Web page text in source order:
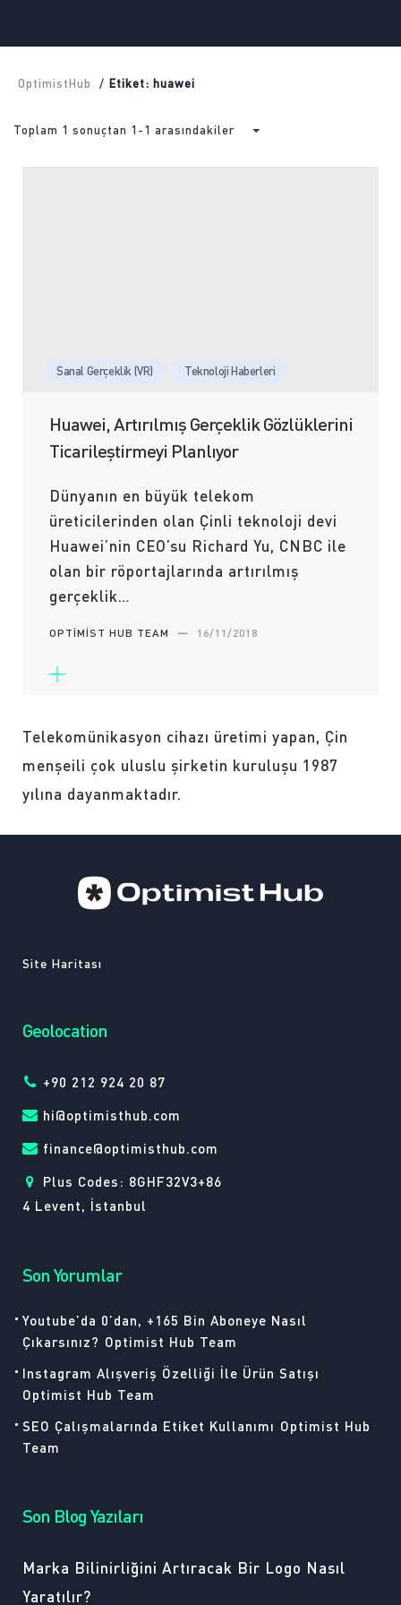
OptimistHub / Etiket: huawei
Toplam 1 sonuçtan 1-1 arasındakiler
Sanal Gerçeklik (VR)
Teknoloji Haberleri
Huawei, Artırılmış Gerçeklik Gözlüklerini
Ticarileştirmeyi Planlıyor
Dünyanın en büyük telekom
üreticilerinden olan Çinli teknoloji devi
Huawei’nin CEO’su Richard Yu, CNBC ile
olan bir röportajlarında artırılmış
gerçeklik…
OPTIMIST HUB TEAM — 16/11/2018
Telekomünikasyon cihazı üretimi yapan, Çin
menşeili çok uluslu şirketin kuruluşu 1987
yılına dayanmaktadır.
Site Haritası
Geolocation
+90 212 924 20 87
hi@optimisthub.com
finance@optimisthub.com
Plus Codes: 8GHF32V3+86
4 Levent, İstanbul
Son Yorumlar
Youtube’da 0’dan, +165 Bin Aboneye Nasıl
Çıkarsınız? Optimist Hub Team
Instagram Alışveriş Özelliği İle Ürün Satışı
Optimist Hub Team
SEO Çalışmalarında Etiket Kullanımı Optimist Hub
Team
Son Blog Yazıları
Marka Bilinirliğini Artıracak Bir Logo Nasıl
Yaratılır?